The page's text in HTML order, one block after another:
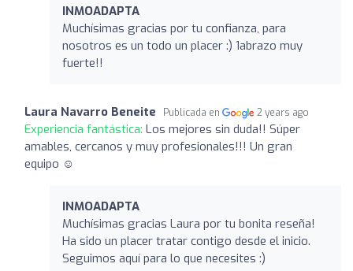
INMOADAPTA
Muchísimas gracias por tu confianza, para
nosotros es un todo un placer :) 1abrazo muy
fuerte!!
Laura Navarro Beneite Publicada en 2 years ago
Experiencia fantástica: Los mejores sin duda!! Súper
amables, cercanos y muy profesionales!!! Un gran
equipo ☺️
INMOADAPTA
Muchísimas gracias Laura por tu bonita reseña!
Ha sido un placer tratar contigo desde el inicio.
Seguimos aquí para lo que necesites :)